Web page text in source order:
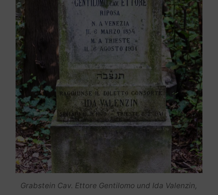
Grabstein Cav. Ettore Gentilomo und Ida Valenzin,